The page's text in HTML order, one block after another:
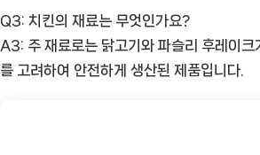
Q3: 치킨의 재료는 무엇인가요?
A3: 주 재료로는 닭고기와 파슬리 후레이크
를 고려하여 안전하게 생산된 제품입니다.